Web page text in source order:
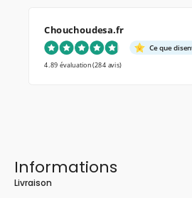
Chouchoudesa.fr
Ce que
4.89 évaluation(284 avis)
Informations
Livraison